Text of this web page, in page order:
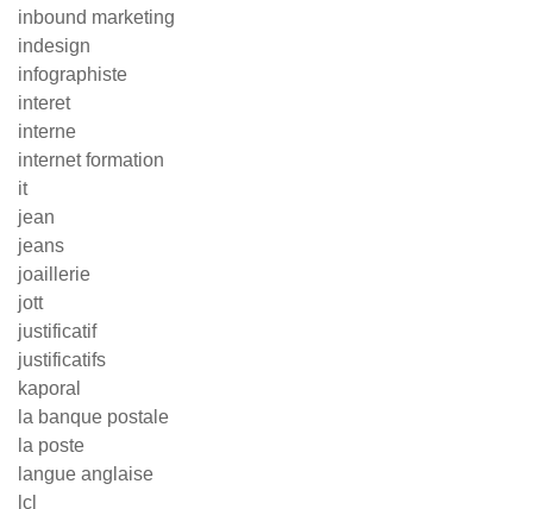
inbound marketing
indesign
infographiste
interet
interne
internet formation
it
jean
jeans
joaillerie
jott
justificatif
justificatifs
kaporal
la banque postale
la poste
langue anglaise
lcl